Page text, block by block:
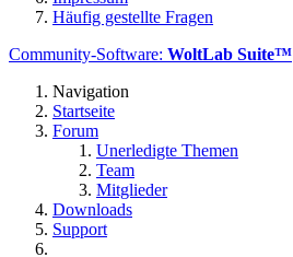
Häufig gestellte Fragen
Community-Software: WoltLab Suite™
Navigation
Startseite
Forum
Unerledigte Themen
Team
Mitglieder
Downloads
Support